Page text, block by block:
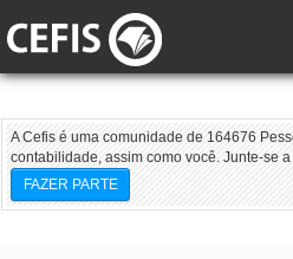
A Cefis é uma comunidade de 164676
contabilidade, assim como você. Junte-se
FAZER PARTE